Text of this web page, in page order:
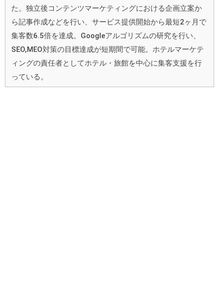
た。独立後コンテンツマーケティングにおける企画立案か
ら記事作成などを行い、サービス提供開始から最短2ヶ月で
集客数6.5倍を達成。Googleアルゴリズムの研究を行い、
SEO,MEO対策の目標達成が短期間で可能。ホテルマーケテ
ィングの責任者としてホテル・旅館を中心に集客支援を行
っている。